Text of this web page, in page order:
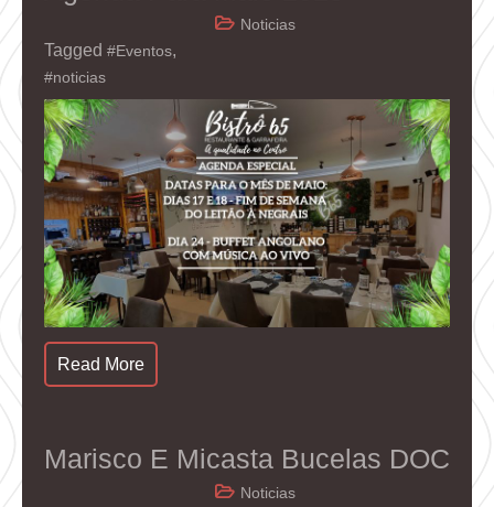
Noticias
Tagged #Eventos,
#noticias
Read More
Marisco E Micasta Bucelas DOC
Noticias